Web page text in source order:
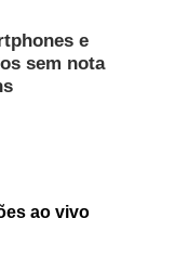
e
sem nota
ao vivo